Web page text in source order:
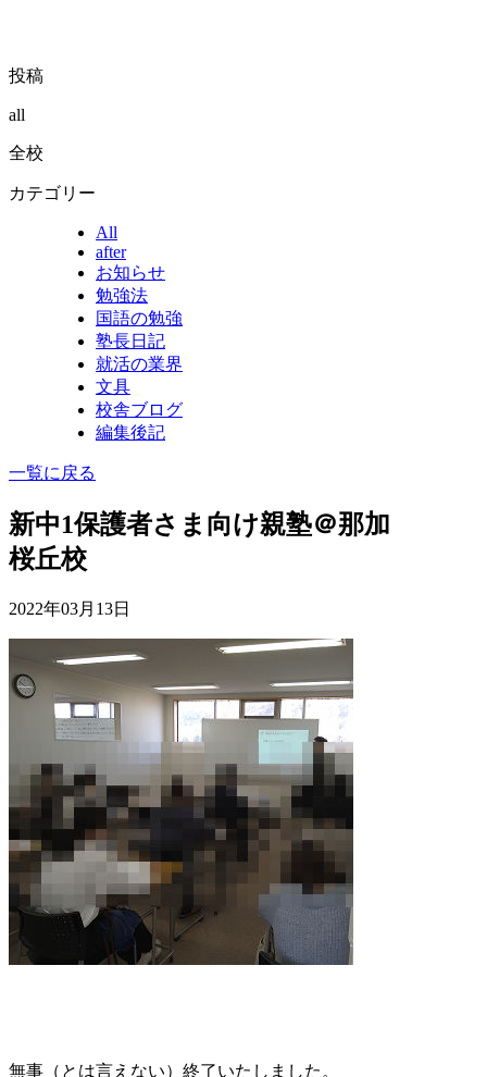
投稿
all
全校
カテゴリー
All
after
お知らせ
勉強法
国語の勉強
塾長日記
就活の業界
文具
校舎ブログ
編集後記
一覧に戻る
新中1保護者さま向け親塾＠那加
桜丘校
2022年03月13日
無事（とは言えない）終了いたしました。